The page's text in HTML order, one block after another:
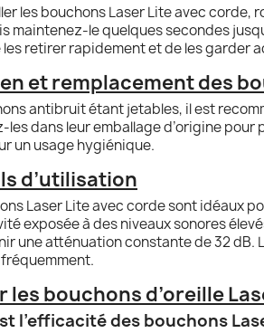
les bouchons Laser Lite avec corde,
maintenez-le quelques secondes
retirer rapidement et de les garder
et remplacement des
antibruit étant jetables, il est
les dans leur emballage d’origine
un usage hygiénique.
d’utilisation
Laser Lite avec corde sont idéaux
exposée à des niveaux sonores
une atténuation constante de 32
les bouchons d’oreille
l’efficacité des bouchons